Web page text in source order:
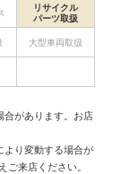
リサイクル
パーツ取扱
大型車両取扱
合があります。お店
より変動する場合が
ご来店ください。